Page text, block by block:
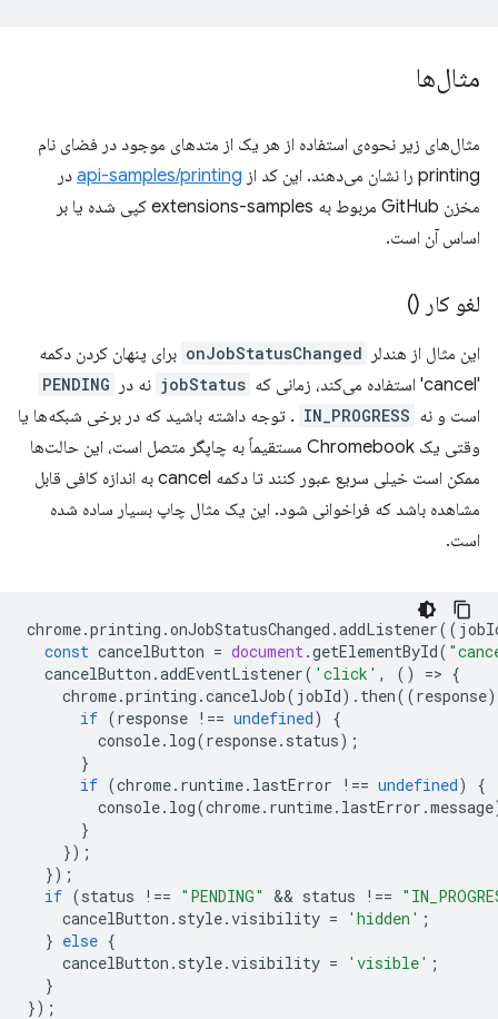
مثال‌ها
مثال‌های زیر نحوه‌ی استفاده از هر یک از متدهای موجود در فضای نام
printing را نشان می‌دهند. این کد از
api-samples/printing در
مخزن GitHub مربوط به extensions-samples کپی شده یا بر
اساس آن است.
لغو کار ()
این مثال از هندلر onJobStatusChanged برای پنهان کردن دکمه
'cancel' استفاده می‌کند، زمانی که
jobStatus نه در PENDING
است و نه IN_PROGRESS . توجه داشته باشید که در برخی شبکه‌ها یا
وقتی یک Chromebook مستقیماً به چاپگر متصل است، این حالت‌ها
ممکن است خیلی سریع عبور کنند تا دکمه cancel به اندازه کافی قابل
مشاهده باشد که فراخوانی شود. این یک مثال چاپ بسیار ساده شده
است.
chrome.printing .onJobStatusChanged .addListener((
const cancelButton = document.getElementById(
cancelButton .addEventListener( 'click' , () => {
chrome.printing .cancelJob( jobId). then((response)
if (response !== undefined)
{
console. log(response. status);
}
if (chrome. runtime. lastError !== undefined)
{
console. log(chrome. runtime. lastError .message
}
});
});
if (status !== "PENDING" && status !==
cancelButton . style.visibility = 'hidden' ;
} else {
cancelButton . style.visibility = 'visible' ;
}
});